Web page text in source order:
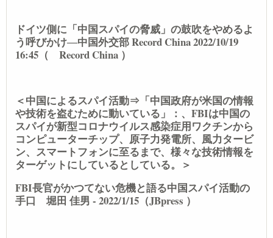
ドイツ側に「中国スパイの脅威」の鼓吹をやめるよ
う呼びかけ―中国外交部 Record China 2022/10/19
16:45（ Record China ）
＜中国によるスパイ活動⇒「中国政府が米国の情報
や技術を盗むために動いている」：、FBIは中国の
スパイが新型コロナウイルス感染症用ワクチンから
コンピューターチップ、原子力発電所、風力タービ
ン、スマートフォンに至るまで、様々な技術情報を
ターゲットにしているとしている。＞
FBI長官がかつてない危機と語る中国スパイ活動の
手口 堀田 佳男 - 2022/1/15（JBpress ）